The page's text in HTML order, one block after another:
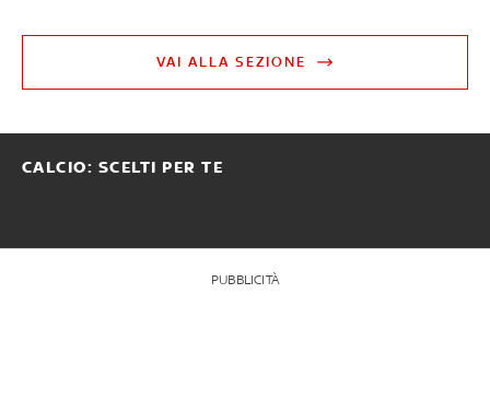
VAI ALLA SEZIONE
CALCIO: SCELTI PER TE
PUBBLICITÀ